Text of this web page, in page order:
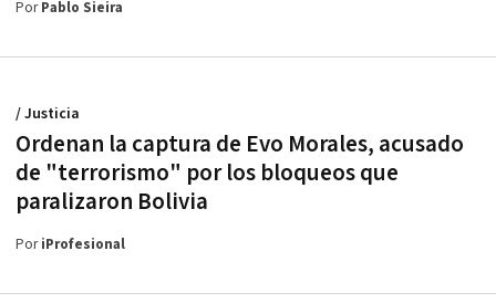
PorPablo Sieira
Ordenan la captura de Evo Morales, acusado
de "terrorismo" por los bloqueos que
paralizaron Bolivia
/ Justicia
PoriProfesional